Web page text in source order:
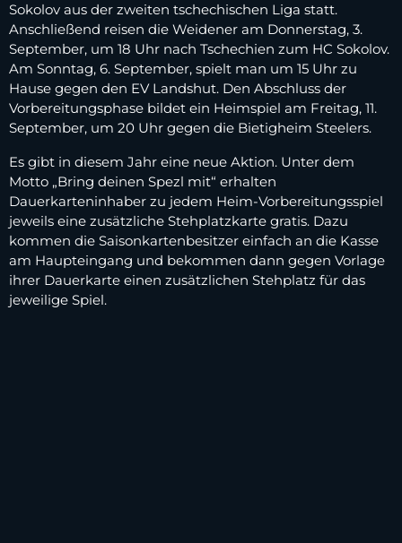
Sokolov aus der zweiten tschechischen Liga statt.
Anschließend reisen die Weidener am Donnerstag, 3.
September, um 18 Uhr nach Tschechien zum HC Sokolov.
Am Sonntag, 6. September, spielt man um 15 Uhr zu
Hause gegen den EV Landshut. Den Abschluss der
Vorbereitungsphase bildet ein Heimspiel am Freitag, 11.
September, um 20 Uhr gegen die Bietigheim Steelers.
Es gibt in diesem Jahr eine neue Aktion. Unter dem
Motto „Bring deinen Spezl mit“ erhalten
Dauerkarteninhaber zu jedem Heim-Vorbereitungsspiel
jeweils eine zusätzliche Stehplatzkarte gratis. Dazu
kommen die Saisonkartenbesitzer einfach an die Kasse
am Haupteingang und bekommen dann gegen Vorlage
ihrer Dauerkarte einen zusätzlichen Stehplatz für das
jeweilige Spiel.